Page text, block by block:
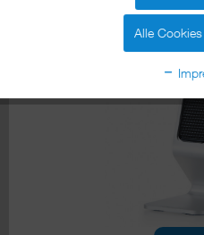
iPhone 11 Pro
Alle